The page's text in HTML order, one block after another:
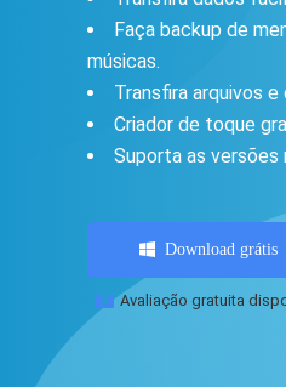
Faça backup de
músicas.
Transfira arquivos
Criador de toque
Suporta as versões
Download grátis
Avaliação gratuita